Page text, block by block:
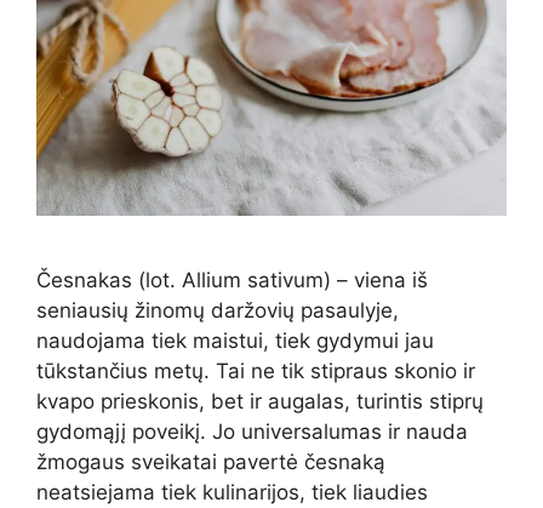
Česnakas (lot. Allium sativum) – viena iš
seniausių žinomų daržovių pasaulyje,
naudojama tiek maistui, tiek gydymui jau
tūkstančius metų. Tai ne tik stipraus skonio ir
kvapo prieskonis, bet ir augalas, turintis stiprų
gydomąjį poveikį. Jo universalumas ir nauda
žmogaus sveikatai pavertė česnaką
neatsiejama tiek kulinarijos, tiek liaudies